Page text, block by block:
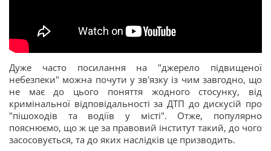
Дуже часто посилання на "джерело підвищеної
небезпеки" можна почути у зв'язку із чим завгодно, що
не має до цього поняття жодного стосунку, від
кримінальної відповідальності за ДТП до дискусій про
"пішоходів та водіїв у місті". Отже, популярно
пояснюємо, що ж це за правовий інститут такий, до чого
засосовується, та до яких наслідків це призводить.